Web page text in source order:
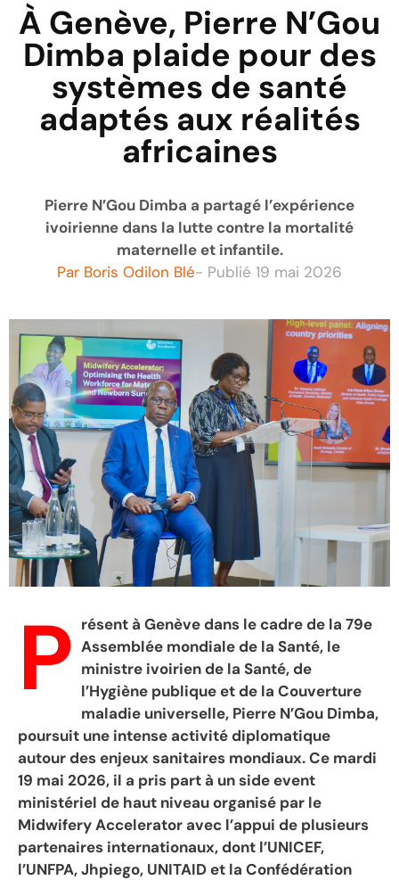
À Genève, Pierre N’Gou
Dimba plaide pour des
systèmes de santé
adaptés aux réalités
africaines
Pierre N’Gou Dimba a partagé l’expérience
ivoirienne dans la lutte contre la mortalité
maternelle et infantile.
Par Boris Odilon Blé- Publié 19 mai 2026
P résent à Genève dans le cadre de la 79e
Assemblée mondiale de la Santé, le
ministre ivoirien de la Santé, de
l’Hygiène publique et de la Couverture
maladie universelle, Pierre N’Gou Dimba,
poursuit une intense activité diplomatique
autour des enjeux sanitaires mondiaux. Ce mardi
19 mai 2026, il a pris part à un side event
ministériel de haut niveau organisé par le
Midwifery Accelerator avec l’appui de plusieurs
partenaires internationaux, dont l’UNICEF,
l’UNFPA, Jhpiego, UNITAID et la Confédération